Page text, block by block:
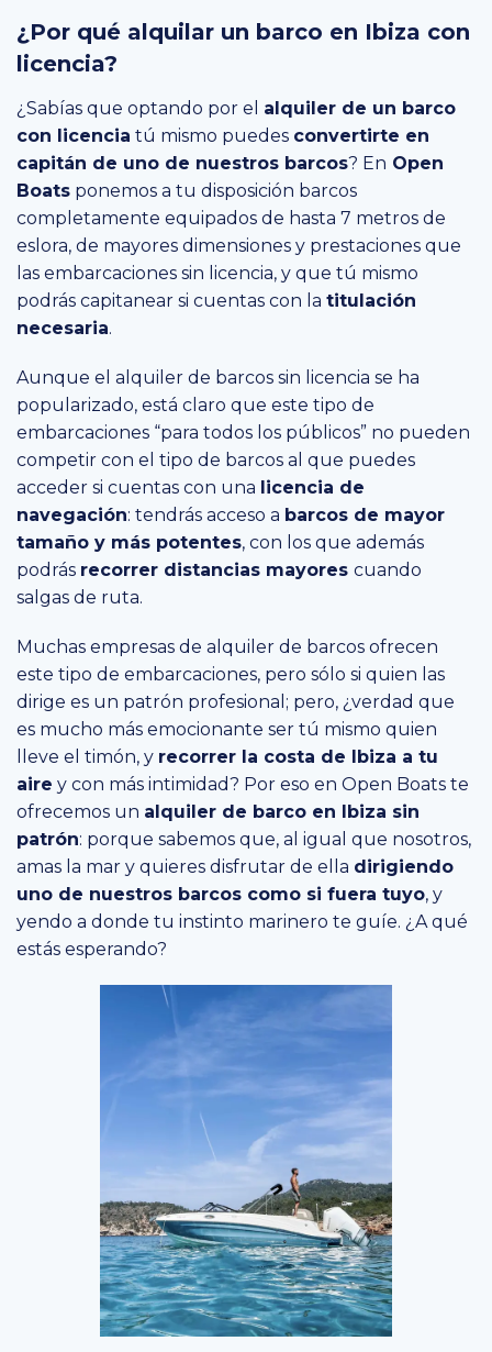
¿Por qué alquilar un barco en Ibiza con
licencia?
¿Sabías que optando por el alquiler de un barco
con licencia tú mismo puedes convertirte en
capitán de uno de nuestros barcos? En Open
Boats ponemos a tu disposición barcos
completamente equipados de hasta 7 metros de
eslora, de mayores dimensiones y prestaciones que
las embarcaciones sin licencia, y que tú mismo
podrás capitanear si cuentas con la titulación
necesaria.
Aunque el alquiler de barcos sin licencia se ha
popularizado, está claro que este tipo de
embarcaciones “para todos los públicos” no pueden
competir con el tipo de barcos al que puedes
acceder si cuentas con una licencia de
navegación: tendrás acceso a barcos de mayor
tamaño y más potentes, con los que además
podrás recorrer distancias mayores cuando
salgas de ruta.
Muchas empresas de alquiler de barcos ofrecen
este tipo de embarcaciones, pero sólo si quien las
dirige es un patrón profesional; pero, ¿verdad que
es mucho más emocionante ser tú mismo quien
lleve el timón, y recorrer la costa de Ibiza a tu
aire y con más intimidad? Por eso en Open Boats te
ofrecemos un alquiler de barco en Ibiza sin
patrón: porque sabemos que, al igual que nosotros,
amas la mar y quieres disfrutar de ella dirigiendo
uno de nuestros barcos como si fuera tuyo, y
yendo a donde tu instinto marinero te guíe. ¿A qué
estás esperando?